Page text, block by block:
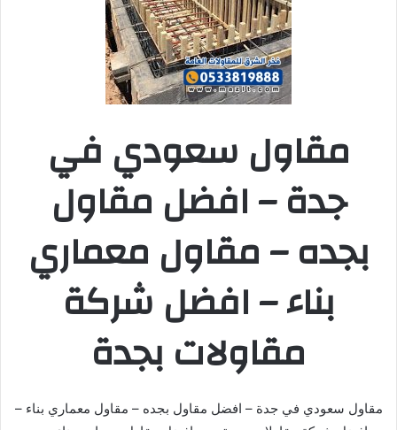
مقاول سعودي في
جدة – افضل مقاول
بجده – مقاول معماري
بناء – افضل شركة
مقاولات بجدة
مقاول سعودي في جدة – افضل مقاول بجده – مقاول معماري بناء –